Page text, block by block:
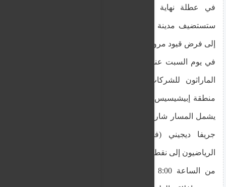
ستستضيف مدينة ليماسول أحداثًا رياضية، مما يؤدي
إلى فرض قيود مرورية مكثفة وإغلاق الطرق.
جريفا ديجيني (فندق كراون بلازا)، حيث سيعود
الرياضيون إلى نقطة البداية.